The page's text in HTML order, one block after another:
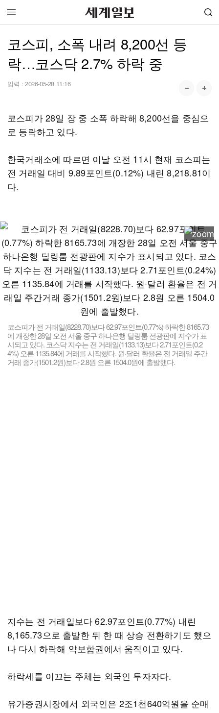
코스피, 소폭 내려 8,200선 등
락…코스닥 2.7% 하락 중
입력 : 2026-05-28 11:16
코스피가 28일 장 중 소폭 하락해 8,200선을 중심으
로 등락하고 있다.
한국거래소에 따르면 이날 오전 11시 현재 코스피는
전 거래일 대비 9.89포인트(0.12%) 내린 8,218.81이
다.
코스피가 전 거래일(8228.70)보다 62.97포인트(0.77%) 하락한 8165.73
에 개장한 28일 오전 서울 중구 하나은행 딜링룸 전광판에 지수가 표
시되고 있다. 코스닥 지수는 전 거래일(1133.13)보다 2.71포인트(0.2
4%) 오른 1135.84에 거래를 시작했다. 원·달러 환율은 전 거래일 주간
거래 종가(1501.2원)보다 2.8원 오른 1504.0원에 출발했다.
지수는 전 거래일보다 62.97포인트(0.77%) 내린
8,165.73으로 출발한 뒤 한 때 상승 전환하기도 했으
나 다시 하락해 약보합권에서 움직이고 있다.
하락세를 이끄는 주체는 외국인 투자자다.
유가증권시장에서 외국인은 2조1천640억원을 순매